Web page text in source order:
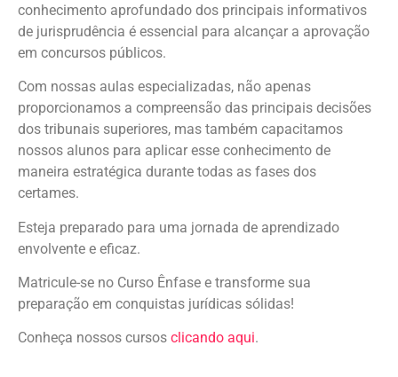
conhecimento aprofundado dos principais informativos
de jurisprudência é essencial para alcançar a aprovação
em concursos públicos.
Com nossas aulas especializadas, não apenas
proporcionamos a compreensão das principais decisões
dos tribunais superiores, mas também capacitamos
nossos alunos para aplicar esse conhecimento de
maneira estratégica durante todas as fases dos
certames.
Esteja preparado para uma jornada de aprendizado
envolvente e eficaz.
Matricule-se no Curso Ênfase e transforme sua
preparação em conquistas jurídicas sólidas!
Conheça nossos cursos clicando aqui.